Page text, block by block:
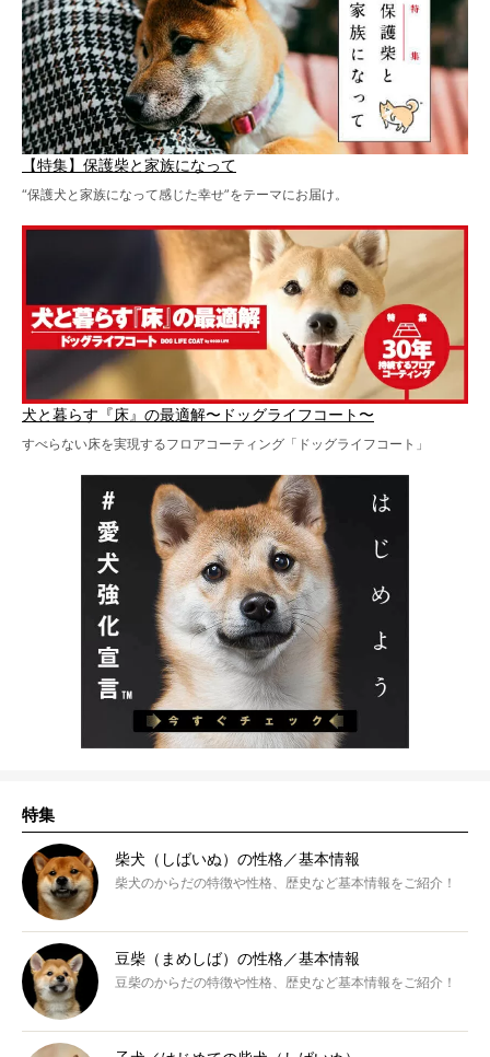
【特集】保護柴と家族になって
“保護犬と家族になって感じた幸せ”をテーマにお届け。
犬と暮らす『床』の最適解〜ドッグライフコート〜
すべらない床を実現するフロアコーティング「ドッグライフコート」
特集
柴犬（しばいぬ）の性格／基本情報
柴犬のからだの特徴や性格、歴史など基本情報をご紹介！
豆柴（まめしば）の性格／基本情報
豆柴のからだの特徴や性格、歴史など基本情報をご紹介！